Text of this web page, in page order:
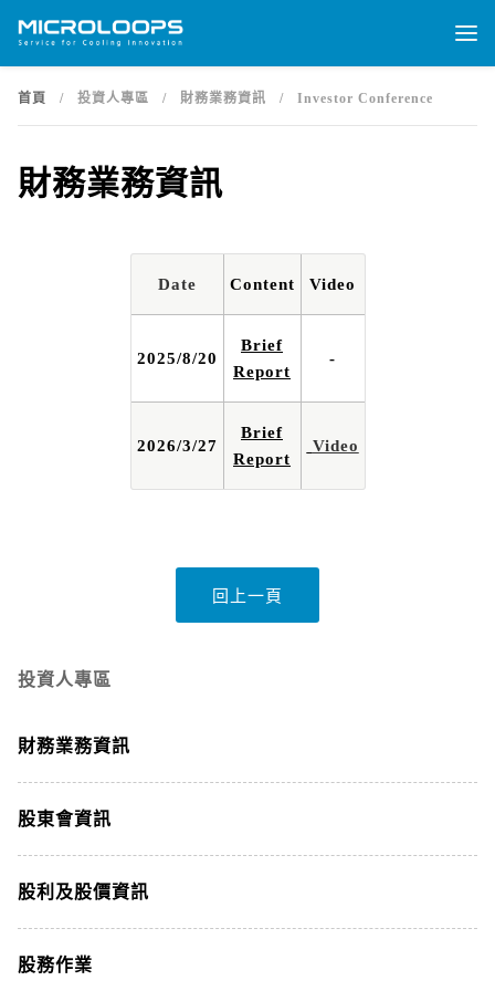
首頁 / 投資人專區 / 財務業務資訊 / Investor Conference
財務業務資訊
Date Content Video
2025/8/20
Brief
Report
-
2026/3/27
Brief
Report
Video
投資人專區
財務業務資訊
股東會資訊
股利及股價資訊
股務作業